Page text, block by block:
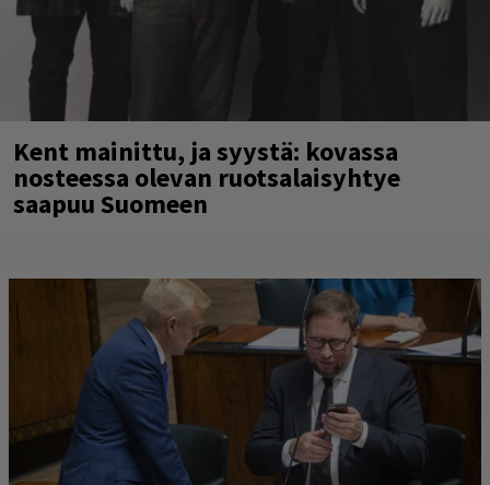
Kent mainittu, ja syystä: kovassa
nosteessa olevan ruotsalaisyhtye
saapuu Suomeen